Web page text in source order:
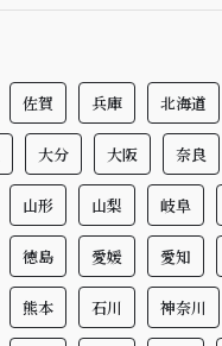
佐賀 兵庫 北海道
大分 大阪 奈良
山形 山梨 岐阜
徳島 愛媛 愛知
熊本 石川 神奈川